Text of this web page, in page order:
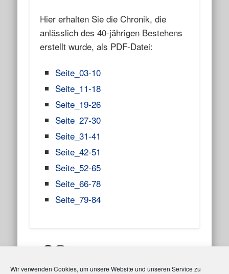
Wir verwenden Cookies, um unsere Website und unseren Service zu
Hier erhalten Sie die Chronik, die
anlässlich des 40-jährigen Bestehens
erstellt wurde, als PDF-Datei:
Seite_03-10
Seite_11-18
Seite_19-26
Seite_27-30
Seite_31-41
Seite_42-51
Seite_52-65
Seite_66-78
Seite_79-84
Facebook
Instagram